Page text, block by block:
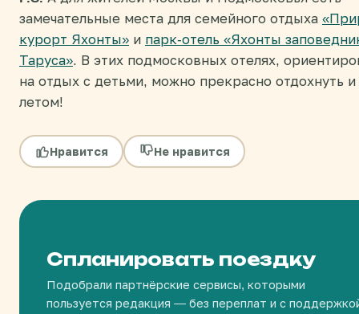
замечательные места для семейного отдыха
курорт Яхонты» и парк-отель «Яхонты
Таруса» . В этих подмосковных отелях,
на отдых с детьми, можно прекрасно отдохнуть
летом!
Нравится Не нравится
Спланировать поездку
Подобрали партнёрские сервисы, которыми
пользуется редакция — без переплат и с